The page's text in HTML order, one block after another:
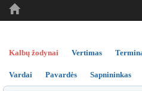
Kalbų žodynai Vertimas
Vardai Pavardės Sapnininkas